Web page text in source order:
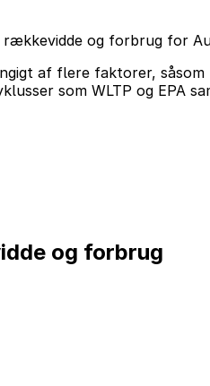
og forbrug for
af flere faktorer, såsom
som WLTP og EPA
og forbrug